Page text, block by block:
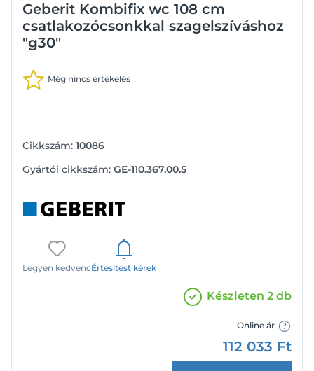
Geberit Kombifix wc 108 cm
csatlakozócsonkkal szagelszíváshoz
"g30"
Még nincs értékelés
Cikkszám: 10086
Gyártói cikkszám: GE-110.367.00.5
Legyen kedvencÉrtesítést kérek
Készleten 2 db
Online ár
112 033 Ft